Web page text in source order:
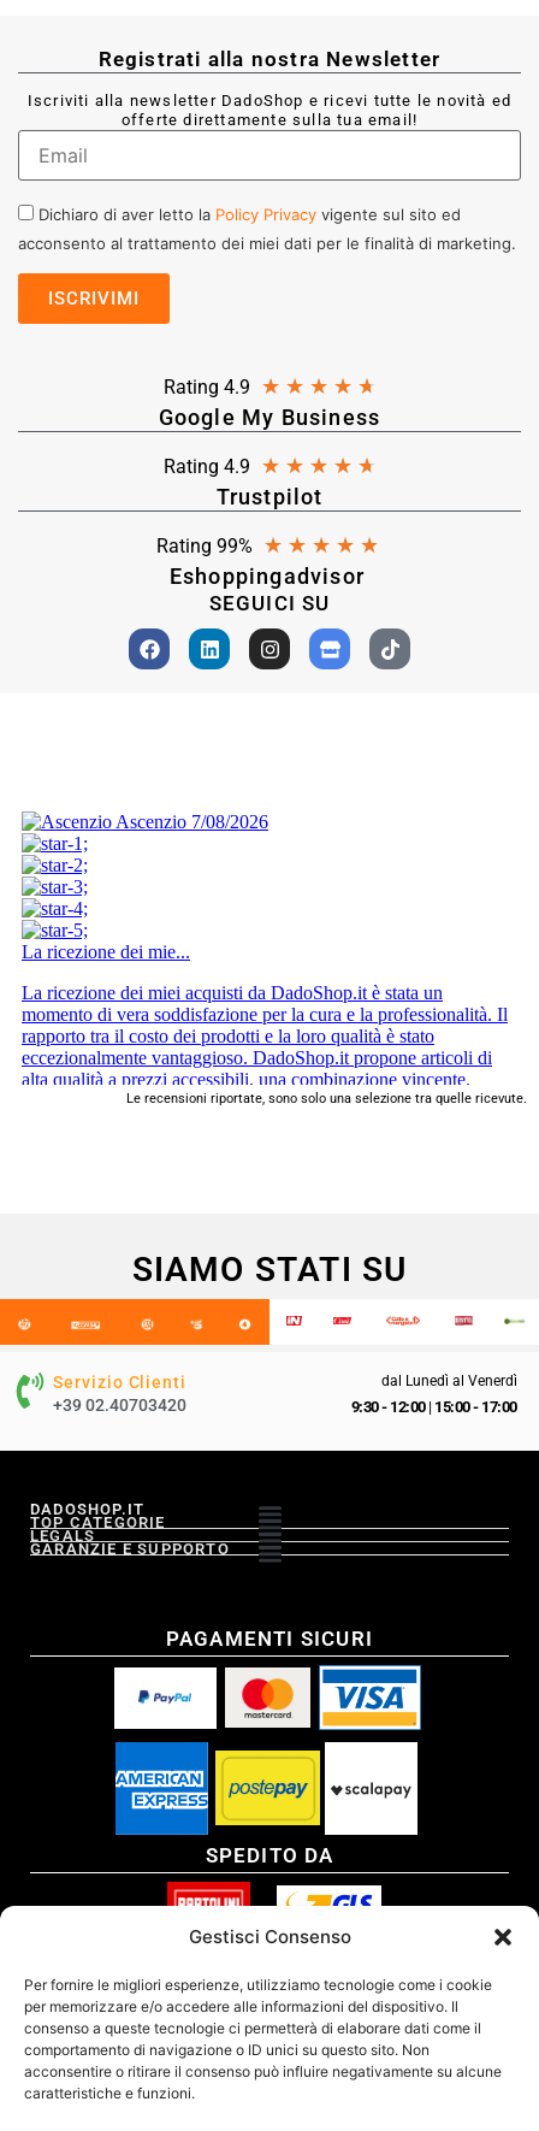
Gestisci Consenso
Per fornire le migliori esperienze, utilizziamo tecnologie come i cookie
per memorizzare e/o accedere alle informazioni del dispositivo. Il
consenso a queste tecnologie ci permetterà di elaborare dati come il
comportamento di navigazione o ID unici su questo sito. Non
acconsentire o ritirare il consenso può influire negativamente su alcune
caratteristiche e funzioni.
Registrati alla nostra Newsletter
Iscriviti alla newsletter DadoShop e ricevi tutte le novità ed
offerte direttamente sulla tua email!
Dichiaro di aver letto la Policy Privacy vigente sul sito ed
acconsento al trattamento dei miei dati per le finalità di marketing.
Rating 4.9 ★ ★ ★ ★ ★
Google My Business
Rating 4.9 ★ ★ ★ ★ ★
Trustpilot
Rating 99% ★ ★ ★ ★ ★
Eshoppingadvisor
SEGUICI SU
Le recensioni riportate, sono solo una selezione tra quelle ricevute.
SIAMO STATI SU
Servizio Clienti
+39 02.40703420
dal Lunedì al Venerdì
9:30 - 12:00| 15:00 - 17:00
DADOSHOP.IT
TOP CATEGORIE
LEGALS
GARANZIE E SUPPORTO
PAGAMENTI SICURI
SPEDITO DA